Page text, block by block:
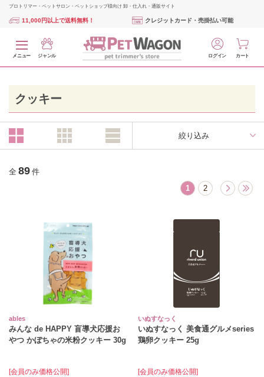
プロトリマー・ペットサロン・ペットショップ様向け 卸・仕入れ・通販サイト
11,000円以上で送料無料！ クレジットカード・売掛払い可能
メニュー ジャンル ログイン カート
クッキー
絞り込み
全 89 件
1
2
ables
みんな de HAPPY 盲導犬応援お
やつ かぼちゃの米粉クッキー 30g
[会員のみ価格公開]
いぬすなっく
いぬすなっく 美食通グルメseries
鶏卵クッキー 25g
[会員のみ価格公開]